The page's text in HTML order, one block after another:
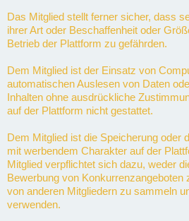
Das Mitglied stellt ferner sicher, dass
ihrer Art oder Beschaffenheit oder
Betrieb der Plattform zu gefährden.
Dem Mitglied ist der Einsatz von
automatischen Auslesen von Daten
Inhalten ohne ausdrückliche
auf der Plattform nicht gestattet.
Dem Mitglied ist die Speicherung oder
mit werbendem Charakter auf der
Mitglied verpflichtet sich dazu, weder
Bewerbung von Konkurrenzangeboten
von anderen Mitgliedern zu sammeln
verwenden.